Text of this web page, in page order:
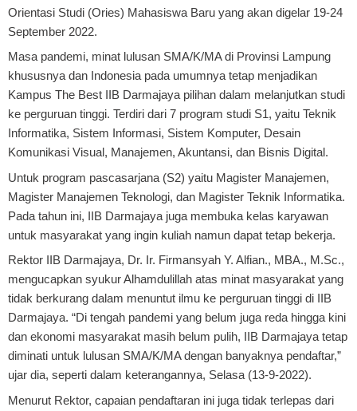
Orientasi Studi (Ories) Mahasiswa Baru yang akan digelar 19-24
September 2022.
Masa pandemi, minat lulusan SMA/K/MA di Provinsi Lampung
khususnya dan Indonesia pada umumnya tetap menjadikan
Kampus The Best IIB Darmajaya pilihan dalam melanjutkan studi
ke perguruan tinggi. Terdiri dari 7 program studi S1, yaitu Teknik
Informatika, Sistem Informasi, Sistem Komputer, Desain
Komunikasi Visual, Manajemen, Akuntansi, dan Bisnis Digital.
Untuk program pascasarjana (S2) yaitu Magister Manajemen,
Magister Manajemen Teknologi, dan Magister Teknik Informatika.
Pada tahun ini, IIB Darmajaya juga membuka kelas karyawan
untuk masyarakat yang ingin kuliah namun dapat tetap bekerja.
Rektor IIB Darmajaya, Dr. Ir. Firmansyah Y. Alfian., MBA., M.Sc.,
mengucapkan syukur Alhamdulillah atas minat masyarakat yang
tidak berkurang dalam menuntut ilmu ke perguruan tinggi di IIB
Darmajaya. “Di tengah pandemi yang belum juga reda hingga kini
dan ekonomi masyarakat masih belum pulih, IIB Darmajaya tetap
diminati untuk lulusan SMA/K/MA dengan banyaknya pendaftar,”
ujar dia, seperti dalam keterangannya, Selasa (13-9-2022).
Menurut Rektor, capaian pendaftaran ini juga tidak terlepas dari